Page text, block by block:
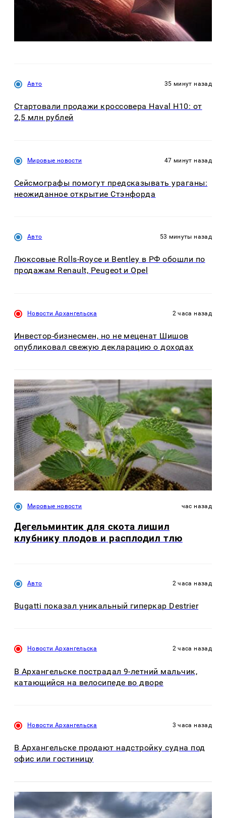
Авто 35 минут назад
Стартовали продажи кроссовера Haval H10: от
2,5 млн рублей
Мировые новости 47 минут назад
Сейсмографы помогут предсказывать ураганы:
неожиданное открытие Стэнфорда
Авто 53 минуты назад
Люксовые Rolls-Royce и Bentley в РФ обошли по
продажам Renault, Peugeot и Opel
Новости Архангельска 2 часа назад
Инвестор-бизнесмен, но не меценат Шишов
опубликовал свежую декларацию о доходах
Мировые новости час назад
Дегельминтик для скота лишил
клубнику плодов и расплодил тлю
Авто 2 часа назад
Bugatti показал уникальный гиперкар Destrier
Новости Архангельска 2 часа назад
В Архангельске пострадал 9-летний мальчик,
катающийся на велосипеде во дворе
Новости Архангельска 3 часа назад
В Архангельске продают надстройку судна под
офис или гостиницу